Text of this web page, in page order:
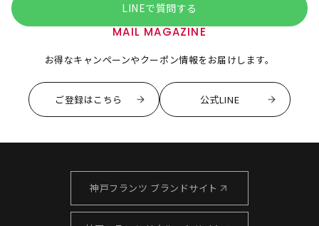
LINEで質問する
MAIL MAGAZINE
お得なキャンペーンやクーポン情報をお届けします。
ご登録はこちら 公式LINE
神戸フランツ ブランドサイト